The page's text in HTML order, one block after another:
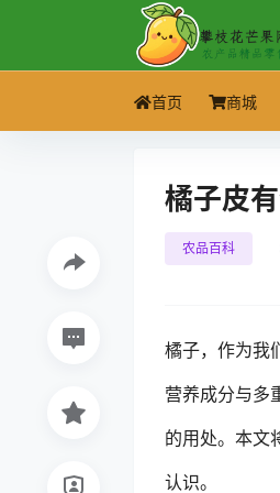
首页 商城
橘子皮
农品百科
橘子，作为我
营养成分与多
的用处。本文
认识。